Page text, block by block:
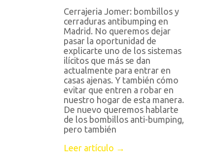
Cerrajeria Jomer: bombillos y
cerraduras antibumping en
Madrid. No queremos dejar
pasar la oportunidad de
explicarte uno de los sistemas
ilícitos que más se dan
actualmente para entrar en
casas ajenas. Y también cómo
evitar que entren a robar en
nuestro hogar de esta manera.
De nuevo queremos hablarte
de los bombillos anti-bumping,
pero también
Leer artículo →